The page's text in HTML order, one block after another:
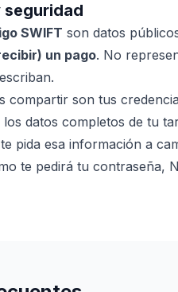
seguridad
SWIFT son datos
un pago. No
compartir son tus
los datos completos de tu
pida esa información a
te pedirá tu contraseña,